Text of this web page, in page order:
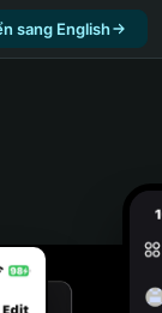
sang English